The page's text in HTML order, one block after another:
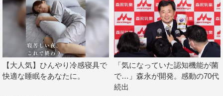
【大人気】ひんやり冷感寝具で
快適な睡眠をあなたに。
「気になっていた認知機能が菌
で…」森永が開発。感動の70代
続出